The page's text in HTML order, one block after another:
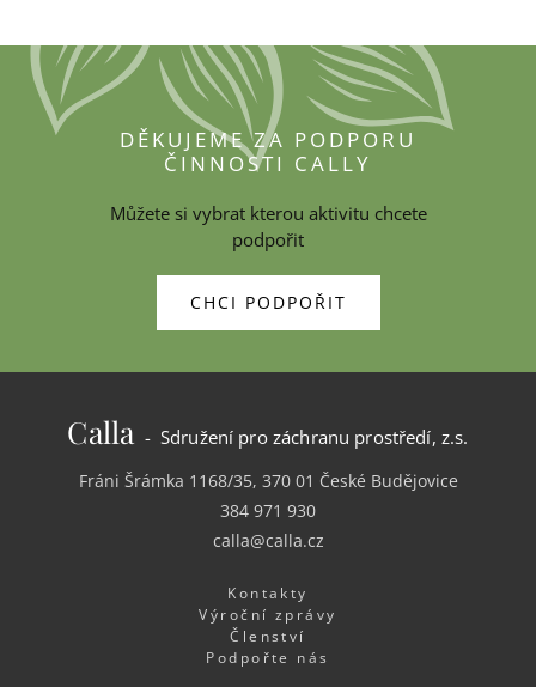
DĚKUJEME ZA PODPORU
ČINNOSTI CALLY
Můžete si vybrat kterou aktivitu chcete
podpořit
CHCI PODPOŘIT
Calla- Sdružení pro záchranu prostředí, z.s.
Fráni Šrámka 1168/35, 370 01 České Budějovice
384 971 930
calla@calla.cz
Kontakty
Výroční zprávy
Členství
Podpořte nás